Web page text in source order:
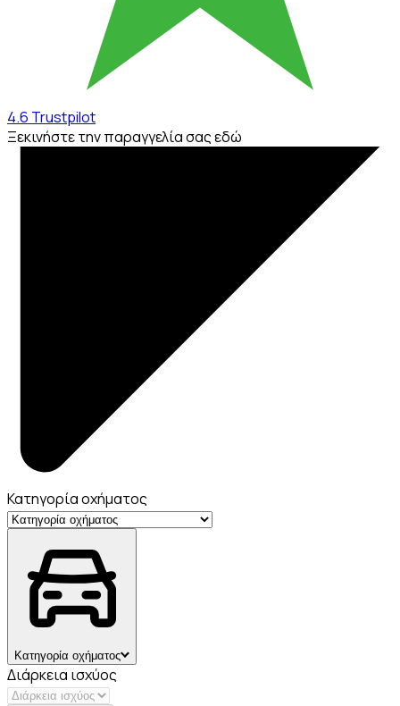
4.6 Trustpilot
Ξεκινήστε την παραγγελία σας εδώ
Κατηγορία οχήματος
Κατηγορία οχήματος
Διάρκεια ισχύος